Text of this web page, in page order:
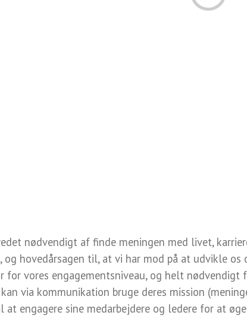
nødvendigt af finde meningen med livet,
hovedårsagen til, at vi har mod på at udvikle os
vores engagementsniveau, og helt nødvendigt
via kommunikation bruge deres mission
at engagere sine medarbejdere og ledere for at